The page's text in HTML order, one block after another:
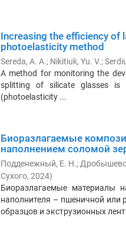
Increasing the efficiency
photoelasticity method
Sereda, A. A.; Nikitiuk, Yu. V.;
A method for monitoring the
splitting of silicate glasses is
(photoelasticity ...
Биоразлагаемые
наполнением соломой
Подденежный, Е. Н.;
Сухого, 2024)
Биоразлагаемые материалы
наполнителя – пшеничной
образцов и экструзионных